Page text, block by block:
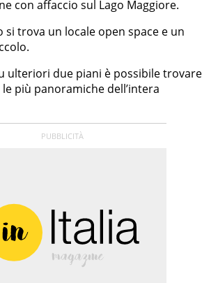
con affaccio sul Lago Maggiore.
si trova un locale open space e un
ulteriori due piani è possibile trovare
più panoramiche dell’intera